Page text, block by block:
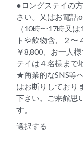
●ロングステイの
さい。又はお電話
（10時〜17時又
トや飲物含。２〜
￥8,800、お一人
テイは４名様まで
★商業的なSNS等
はお断りしており
下さい。ご来館思
す。
選択する